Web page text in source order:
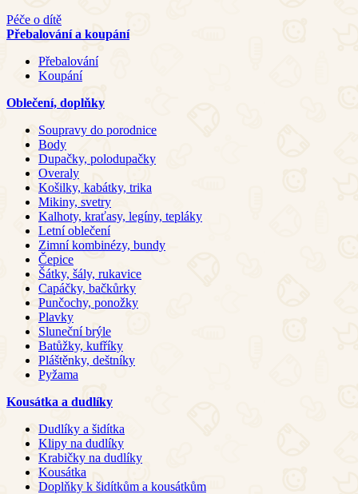
Péče o dítě
Přebalování a koupání
Přebalování
Koupání
Oblečení, doplňky
Soupravy do porodnice
Body
Dupačky, polodupačky
Overaly
Košilky, kabátky, trika
Mikiny, svetry
Kalhoty, kraťasy, legíny, tepláky
Letní oblečení
Zimní kombinézy, bundy
Čepice
Šátky, šály, rukavice
Capáčky, bačkůrky
Punčochy, ponožky
Plavky
Sluneční brýle
Batůžky, kufříky
Pláštěnky, deštníky
Pyžama
Kousátka a dudlíky
Dudlíky a šidítka
Klipy na dudlíky
Krabičky na dudlíky
Kousátka
Doplňky k šidítkům a kousátkům